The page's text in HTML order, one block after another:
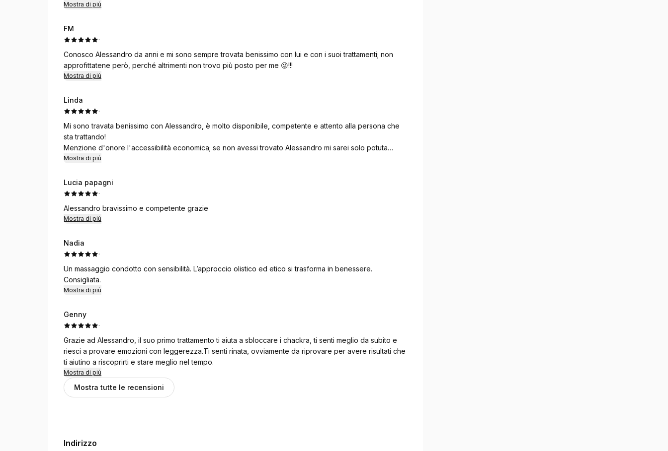
Mostra di più
FM
·
Conosco Alessandro da anni e mi sono sempre trovata benissimo con lui e con i suoi trattamenti; non
approfittatene però, perché altrimenti non trovo più posto per me 😜!!!
Mostra di più
Linda
·
Mi sono travata benissimo con Alessandro, è molto disponibile, competente e attento alla persona che
sta trattando!
Menzione d'onore l'accessibilità economica; se non avessi trovato Alessandro mi sarei solo potuta
sognare di ricevere dei trattamenti ayurvedici
Mostra di più
Lucia papagni
·
Alessandro bravissimo e competente grazie
Mostra di più
Nadia
·
Un massaggio condotto con sensibilità. L’approccio olistico ed etico si trasforma in benessere.
Consigliata.
Mostra di più
Genny
·
Grazie ad Alessandro, il suo primo trattamento ti aiuta a sbloccare i chackra, ti senti meglio da subito e
riesci a provare emozioni con leggerezza.Ti senti rinata, ovviamente da riprovare per avere risultati che
ti aiutino a riscoprirti e stare meglio nel tempo.
Mostra di più
Mostra tutte le recensioni
Indirizzo